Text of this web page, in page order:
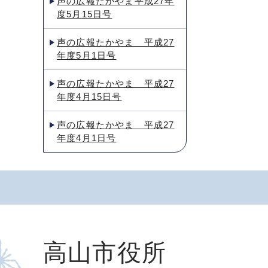
度5月15日号
声の広報たかやま 平成27
年度5月1日号
声の広報たかやま 平成27
年度4月15日号
声の広報たかやま 平成27
年度4月1日号
高山市役所